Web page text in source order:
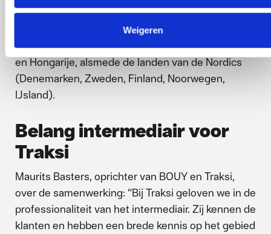
Weigeren
ondernemer. Het Traksi platform wil de komende
jaren verder ontwikkelen in Nederland, Duitsland,
Oostenrijk, Zwitserland, Italië, Spanje, Roemenië
en Hongarije, alsmede de landen van de Nordics
(Denemarken, Zweden, Finland, Noorwegen,
IJsland).
Belang intermediair voor
Traksi
Maurits Basters, oprichter van BOUY en Traksi,
over de samenwerking: “Bij Traksi geloven we in de
professionaliteit van het intermediair. Zij kennen de
klanten en hebben een brede kennis op het gebied